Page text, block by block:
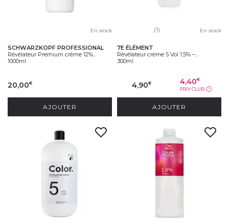
En stock
SCHWARZKOPF PROFESSIONAL
Révélateur Premium crème 12%...
1000ml
20,00€
AJOUTER
(1) En stock
7E ÉLÉMENT
Révélateur crème 5 Vol 1,5% –...
300ml
4,90€ 4,40€
PRIX CLUB ?
AJOUTER